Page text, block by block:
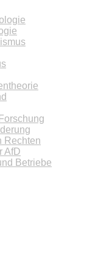
Rechten
AfD
Betriebe